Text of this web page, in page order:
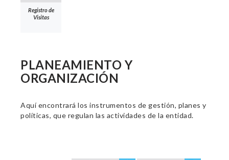
Registro de
Visitas
PLANEAMIENTO Y
ORGANIZACIÓN
Aquí encontrará los instrumentos de gestión, planes y
políticas, que regulan las actividades de la entidad.